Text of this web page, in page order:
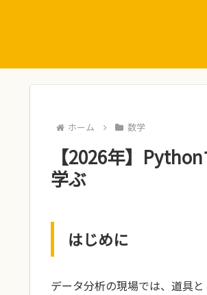
ホーム 数学
【2026年】
学ぶ
はじめに
データ分析の現場では、道具